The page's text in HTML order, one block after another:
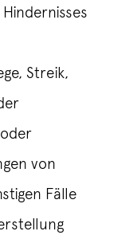
Streik,
von
Fälle